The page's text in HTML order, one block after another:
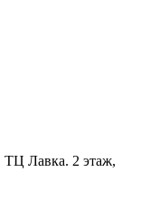
ТЦ Лавка. 2 этаж,